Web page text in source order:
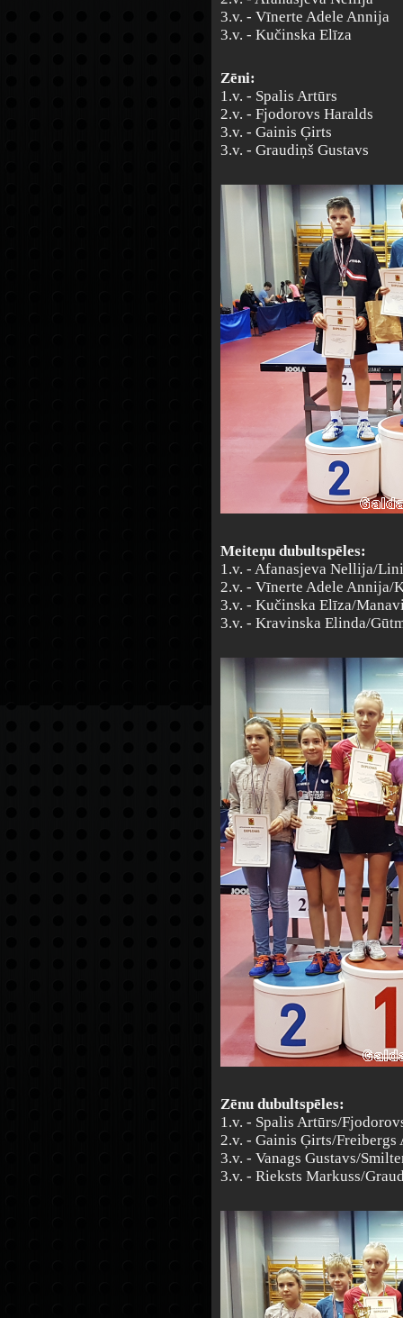
3.v. - Vīnerte Adele Annija
3.v. - Kučinska Elīza
Zēni:
1.v. - Spalis Artūrs
2.v. - Fjodorovs Haralds
3.v. - Gainis Ģirts
3.v. - Graudiņš Gustavs
Meiteņu dubultspēles:
1.v. - Afanasjeva Nellija/
2.v. - Vīnerte Adele Annija/
3.v. - Kučinska Elīza/
3.v. - Kravinska Elinda/
Zēnu dubultspēles:
1.v. - Spalis Artūrs/
2.v. - Gainis Ģirts/Freibergs
3.v. - Vanags Gustavs/
3.v. - Rieksts Markuss/